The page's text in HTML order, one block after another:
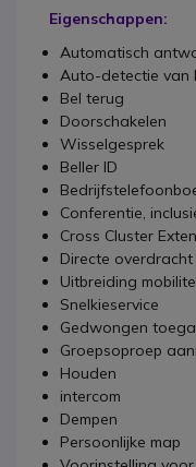
Eigenschappen:
Automatisch
Auto-detectie van
Bel terug
Doorschakelen
Wisselgesprek
Beller ID
Conferentie,
Cross Cluster
Directe overdracht
Uitbreiding
Snelkieservice
Gedwongen
Groepsoproep
Houden
intercom
Dempen
Persoonlijke map